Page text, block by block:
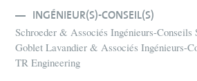
INGÉNIEUR(S)-CONSEIL(S)
Schroeder & Associés Ingénieurs-Conseils
Goblet Lavandier & Associés Ingénieurs-
TR Engineering